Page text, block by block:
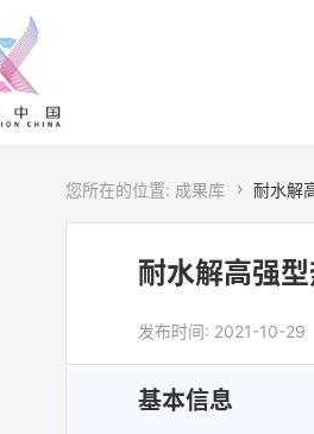
您所在的位置: 成果库  耐水解
耐水解高强
发布时间: 2021-10-29
基本信息